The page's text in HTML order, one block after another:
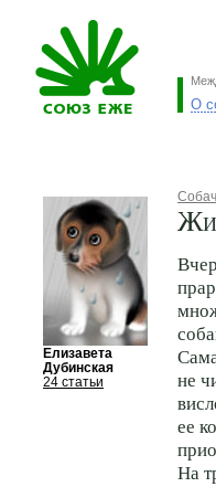
О
Елизавета
Дубинская
24 статьи
не
ее
На